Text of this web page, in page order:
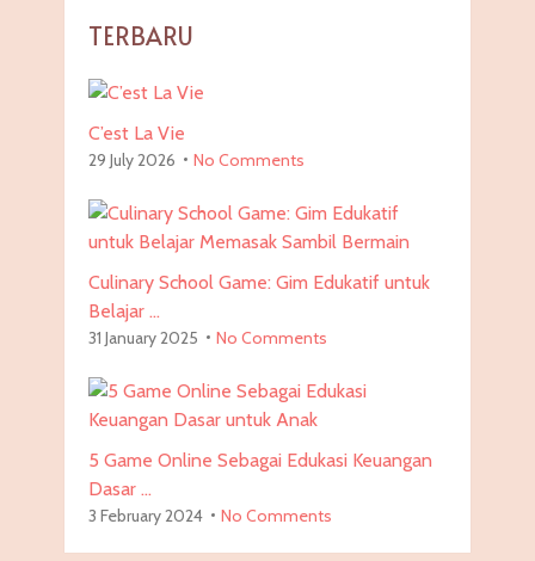
TERBARU
C’est La Vie
29 July 2026 No Comments
Culinary School Game: Gim Edukatif untuk
Belajar …
31 January 2025 No Comments
5 Game Online Sebagai Edukasi Keuangan
Dasar …
3 February 2024 No Comments